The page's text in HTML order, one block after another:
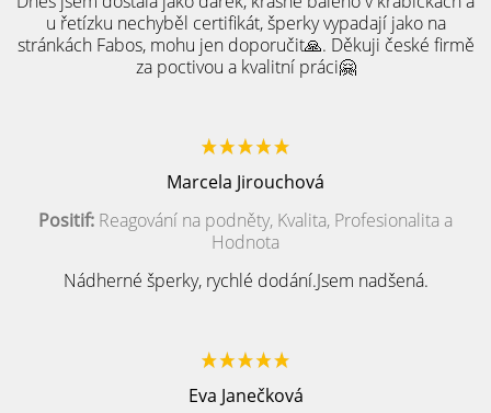
u řetízku nechyběl certifikát, šperky vypadají jako na
stránkách Fabos, mohu jen doporučit🙏. Děkuji české firmě
za poctivou a kvalitní práci🤗
Marcela Jirouchová
Positif: Reagování na podněty, Kvalita, Profesionalita a
Hodnota
Nádherné šperky, rychlé dodání.Jsem nadšená.
Eva Janečková